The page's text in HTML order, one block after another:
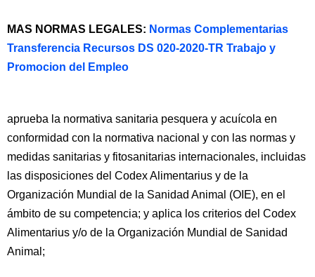
MAS NORMAS LEGALES: Normas Complementarias
Transferencia Recursos DS 020-2020-TR Trabajo y
Promocion del Empleo
aprueba la normativa sanitaria pesquera y acuícola en
conformidad con la normativa nacional y con las normas y
medidas sanitarias y fitosanitarias internacionales, incluidas
las disposiciones del Codex Alimentarius y de la
Organización Mundial de la Sanidad Animal (OIE), en el
ámbito de su competencia; y aplica los criterios del Codex
Alimentarius y/o de la Organización Mundial de Sanidad
Animal;